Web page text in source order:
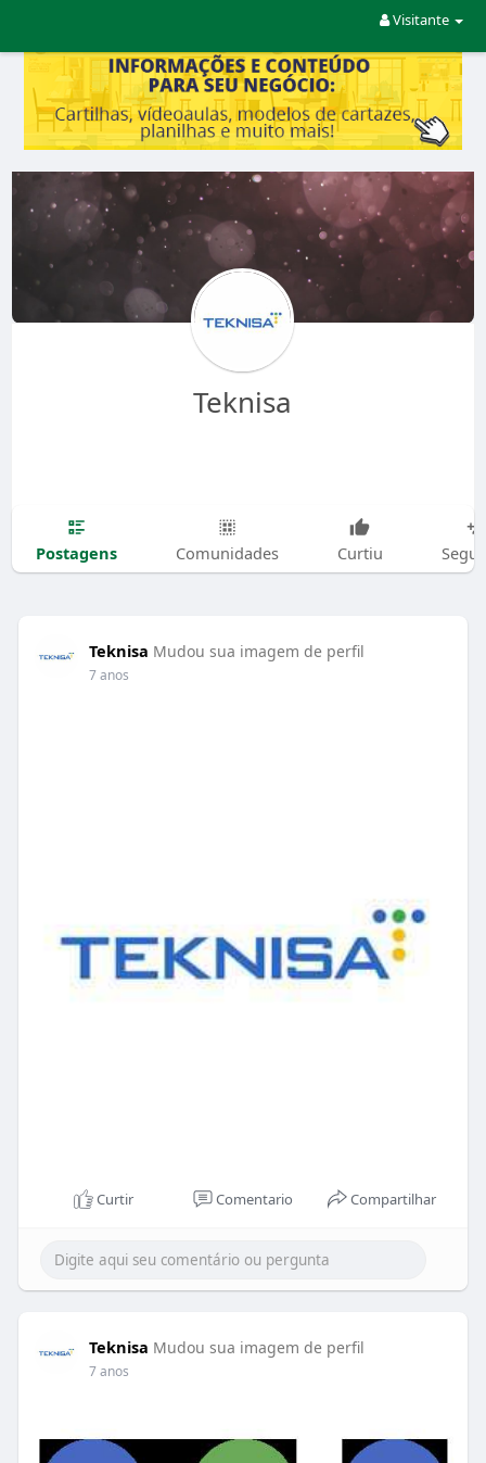
Visitante
Teknisa
Postagens Comunidades Curtiu
Teknisa Mudou sua imagem de perfil
7 anos
Curtir Comentario Compartilhar
Teknisa Mudou sua imagem de perfil
7 anos